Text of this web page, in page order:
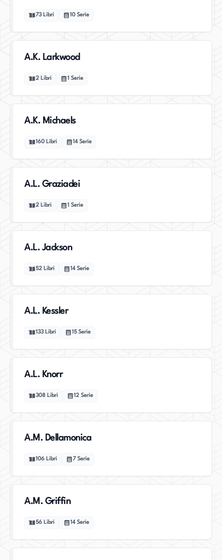
73 Libri 10 Serie
A.K. Larkwood
2 Libri 1 Serie
A.K. Michaels
160 Libri 14 Serie
A.L. Graziadei
2 Libri 1 Serie
A.L. Jackson
52 Libri 14 Serie
A.L. Kessler
133 Libri 15 Serie
A.L. Knorr
308 Libri 12 Serie
A.M. Dellamonica
106 Libri 7 Serie
A.M. Griffin
56 Libri 14 Serie